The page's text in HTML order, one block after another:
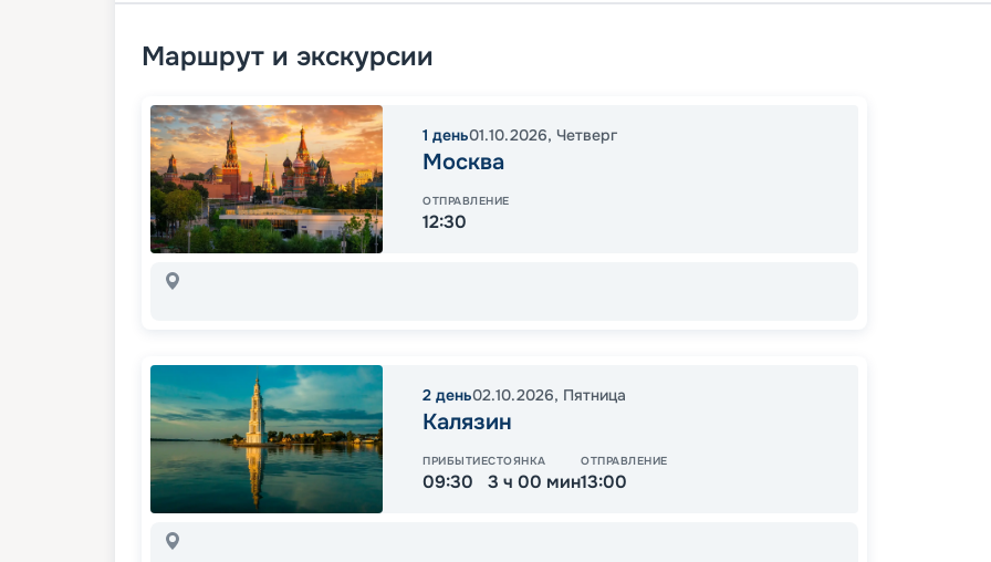
Маршрут и экскурсии
1 день01.10.2026, Четверг
Москва
ОТПРАВЛЕНИЕ
12:30
2 день02.10.2026, Пятница
Калязин
ПРИБЫТИЕ
09:30
СТОЯНКА
3 ч 00 мин
ОТПРАВЛЕНИЕ
13:00